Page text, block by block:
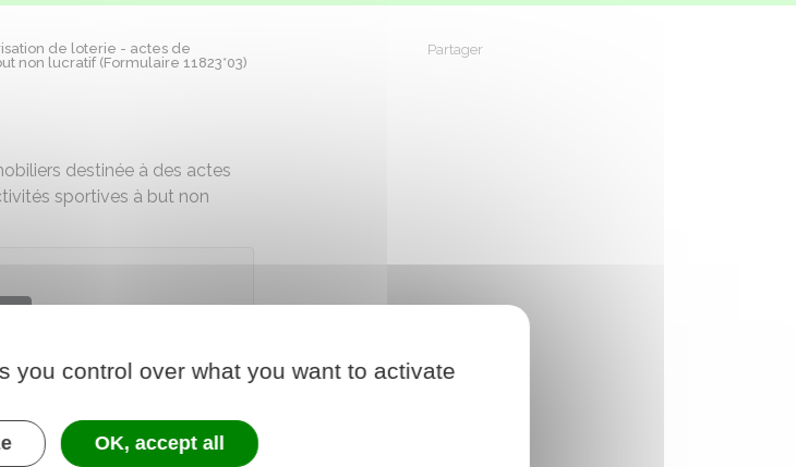
de loterie - actes de
non lucratif (Formulaire 11823*03)
Partager
destinée à des actes
sportives à but non
you control over what you want to activate
OK, accept all